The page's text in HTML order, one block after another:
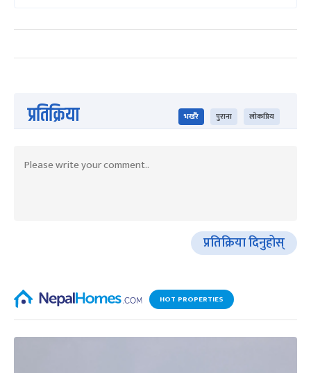
प्रतिक्रिया भर्खरै पुराना लोकप्रिय
प्रतिक्रिया दिनुहोस्
HOT PROPERTIES